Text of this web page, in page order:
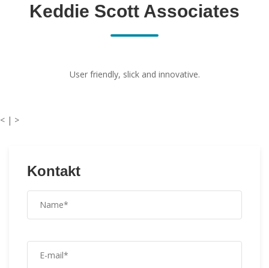
Keddie Scott Associates
User friendly, slick and innovative.
< | >
Kontakt